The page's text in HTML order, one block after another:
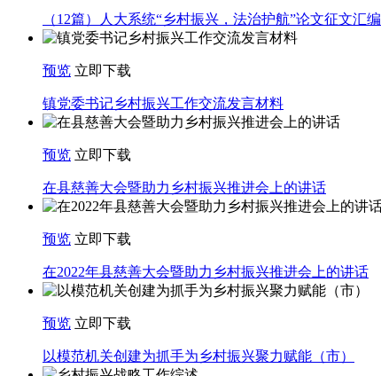
（12篇）人大系统“乡村振兴，法治护航”论文征文汇编
预览 立即下载
镇党委书记乡村振兴工作交流发言材料
预览 立即下载
在县慈善大会暨助力乡村振兴推进会上的讲话
预览 立即下载
在2022年县慈善大会暨助力乡村振兴推进会上的讲话
预览 立即下载
以模范机关创建为抓手为乡村振兴聚力赋能（市）